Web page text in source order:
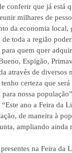
conferir que já está
milhares de
da economia local,
toda a região
quem quer
Espigão,
através de diversos
certeza que
nossa
ano a Feira da
de maneira à
ampliando ainda
na Feira da